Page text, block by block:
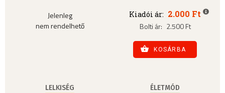
Jelenleg
nem rendelhető
Kiadói ár: 2.000 Ft
Bolti ár: 2.500 Ft
KOSÁRBA
LELKISÉG ÉLETMÓD